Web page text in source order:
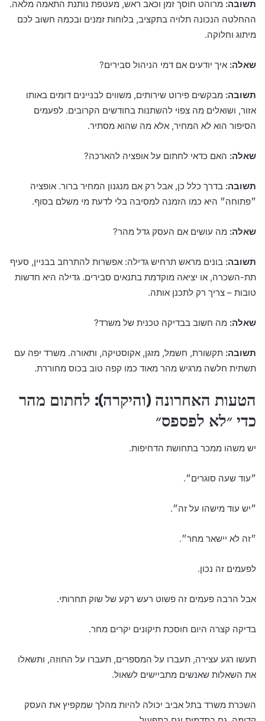
תשובה: מרוהט חוסך זמן וכאב ראש, מעטפת נותנת התאמה מלאה.
ההחלטה הנכונה תלויה בתקציב, בלוחות זמנים ובכמה חשוב לכם
מיתוג וחלוקה.
שאלה: איך יודעים אם דמי הניהול סבירים?
תשובה: מבקשים פירוט שירותים, משווים לבניינים דומים באותו
אזור, ושואלים מה צפוי להשתנות בחודשים הקרובים. לפעמים
הסיפור הוא לא המחיר, אלא מה שהוא מסתיר.
שאלה: האם כדאי לחתום על אופציה להארכה?
תשובה: בדרך כלל כן, אבל רק אם מנגנון המחיר ברור. אופציה
״פתוחה״ היא כמו הזמנה למסיבה בלי לדעת מי משלם בסוף.
שאלה: מה עושים אם העסק גדל מהר?
תשובה: בונים מראש תרחיש גדילה: אפשרות להתרחב בבניין, סעיף
תת-השכרה, או יציאה מוקדמת בתנאים סבירים. גדילה היא חדשות
טובות – צריך רק לתכנן אותה.
שאלה: מה חשוב בבדיקה טכנית של משרד?
תשובה: תקשורת, חשמל, מזגן, אקוסטיקה, ותאורה. משרד יפה עם
תשתית חלשה מרגיש מהר מאוד כמו קפה טוב בכוס מחוררת.
הטעות האחרונה (והיקרה): לחתום מהר
כדי ״לא לפספס״
יש משהו ממכר בתחושת הדחיפות.
״עוד שעה סוגרים״.
״יש עוד מישהו על זה״.
״זה לא יישאר מחר״.
לפעמים זה נכון.
אבל הרבה פעמים זה פשוט רעש רקע של שוק תחרותי.
בדיקה קצרה היום חוסכת תיקונים יקרים מחר.
תעשו רגע עצירה, תעברו על המספרים, תעברו על החוזה, ותשאלו
את השאלות שאנשים מתביישים לשאול.
השכרת משרד בתל אביב יכולה להיות מהלך שמקפיץ את העסק